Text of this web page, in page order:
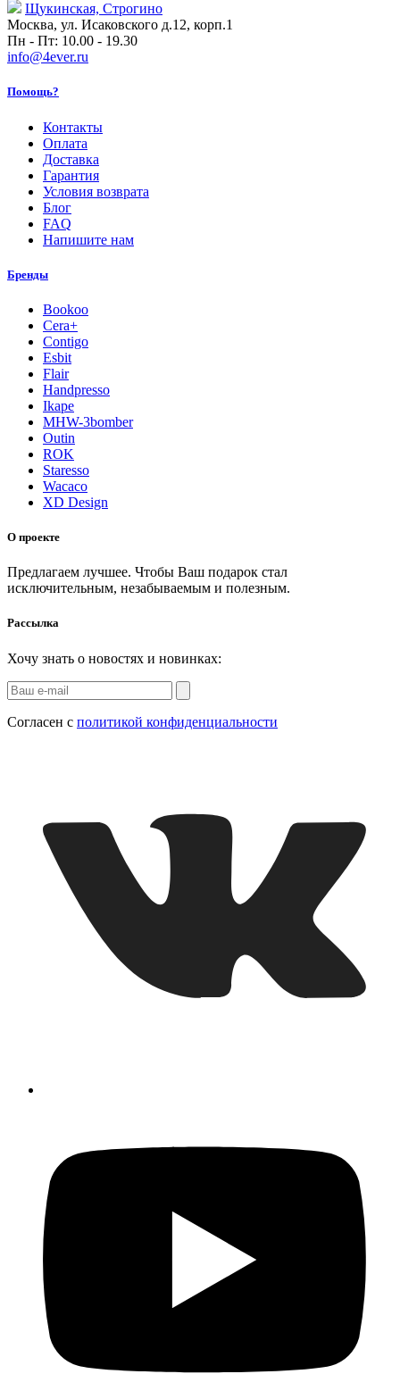
Щукинская, Строгино
Москва, ул. Исаковского д.12, корп.1
Пн - Пт: 10.00 - 19.30
info@4ever.ru
Помощь?
Контакты
Оплата
Доставка
Гарантия
Условия возврата
Блог
FAQ
Напишите нам
Бренды
Bookoo
Cera+
Contigo
Esbit
Flair
Handpresso
Ikape
MHW-3bomber
Outin
ROK
Staresso
Wacaco
XD Design
О проекте
Предлагаем лучшее. Чтобы Ваш подарок стал
исключительным, незабываемым и полезным.
Рассылка
Хочу знать о новостях и новинках:
Согласен с политикой конфиденциальности